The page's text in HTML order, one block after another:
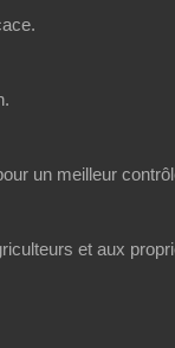
un meilleur
et aux